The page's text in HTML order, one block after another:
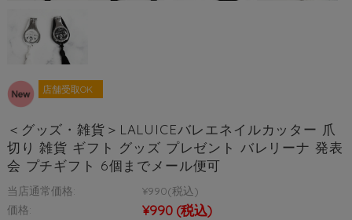
店舗受取OK
＜グッズ・雑貨＞LALUICEバレエネイルカッター 爪
切り 雑貨 ギフト グッズ プレゼント バレリーナ 発表
会 プチギフト 6個までメール便可
当店通常価格: ¥990(税込)
価格:
¥990 (税込)